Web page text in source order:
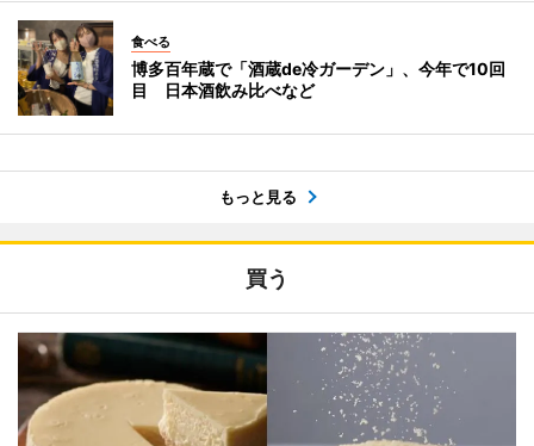
食べる
博多百年蔵で「酒蔵de冷ガーデン」、今年で10回
目 日本酒飲み比べなど
もっと見る
買う